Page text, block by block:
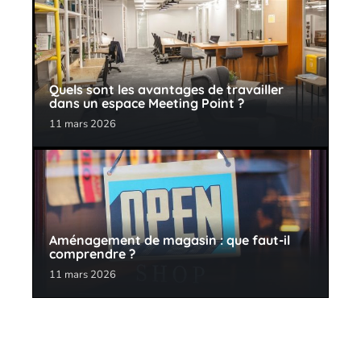
Quels sont les avantages de travailler
dans un espace Meeting Point ?
11 mars 2026
Aménagement de magasin : que faut-il
comprendre ?
11 mars 2026